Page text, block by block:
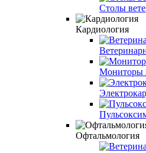
Столы
Кардиология
Мониторы
Офтальмология